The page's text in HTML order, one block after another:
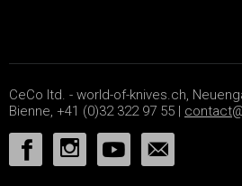
CeCo ltd. - world-of-knives.ch,
Bienne, +41 (0)32 322 97 55 |